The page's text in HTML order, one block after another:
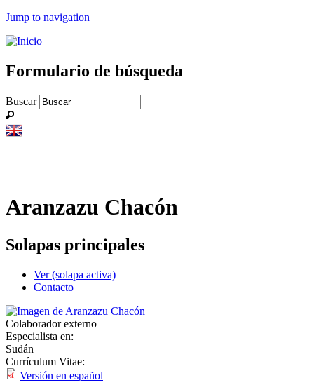
Jump to navigation
Formulario de búsqueda
Buscar
Aranzazu Chacón
Solapas principales
Ver(solapa activa)
Contacto
Colaborador externo
Especialista en:
Sudán
Currículum Vitae:
Versión en español